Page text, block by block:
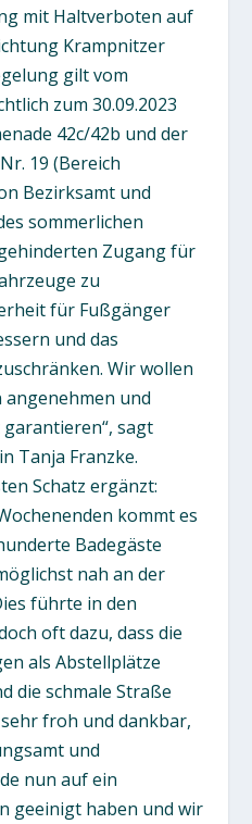
mit Haltverboten auf
Krampnitzer
gilt vom
zum 30.09.2023
42c/42b und der
19 (Bereich
Bezirksamt und
sommerlichen
Zugang für
zu
für Fußgänger
und das
Wir wollen
angenehmen und
sagt
Tanja Franzke.
Schatz ergänzt:
kommt es
Badegäste
nah an der
führte in den
oft dazu, dass die
als Abstellplätze
die schmale Straße
froh und dankbar,
und
nun auf ein
geeinigt haben und wir